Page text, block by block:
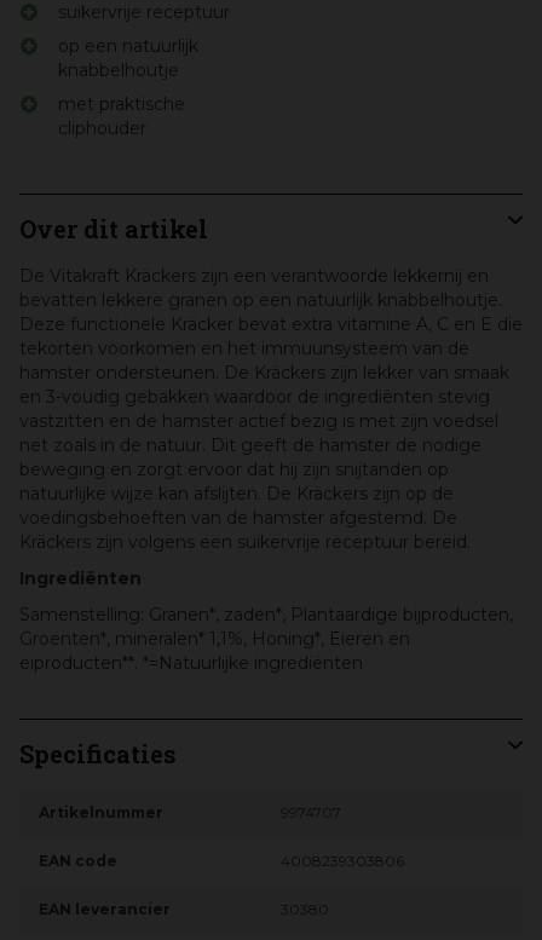
suikervrije receptuur
op een natuurlijk
knabbelhoutje
met praktische
cliphouder
Over dit artikel
De Vitakraft Kräckers zijn een verantwoorde lekkernij en
bevatten lekkere granen op een natuurlijk knabbelhoutje.
Deze functionele Kräcker bevat extra vitamine A, C en E die
tekorten voorkomen en het immuunsysteem van de
hamster ondersteunen. De Kräckers zijn lekker van smaak
en 3-voudig gebakken waardoor de ingrediënten stevig
vastzitten en de hamster actief bezig is met zijn voedsel
net zoals in de natuur. Dit geeft de hamster de nodige
beweging en zorgt ervoor dat hij zijn snijtanden op
natuurlijke wijze kan afslijten. De Kräckers zijn op de
voedingsbehoeften van de hamster afgestemd. De
Kräckers zijn volgens een suikervrije receptuur bereid.
Ingrediënten
Samenstelling: Granen*, zaden*, Plantaardige bijproducten,
Groenten*, mineralen* 1,1%, Honing*, Eieren en
eiproducten**. *=Natuurlijke ingrediënten
Specificaties
Artikelnummer 9974707
EAN code 4008239303806
EAN leverancier 30380